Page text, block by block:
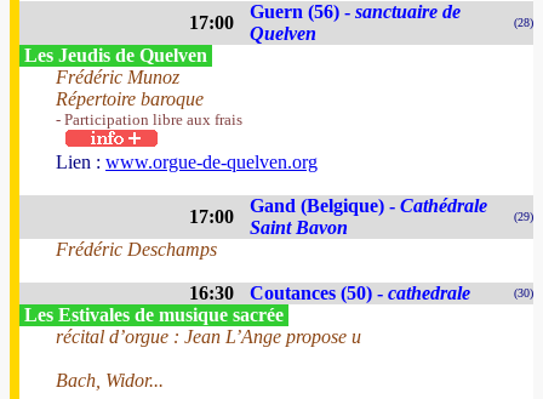
17:00
Guern (56) - sanctuaire de
Quelven
(28)
Les Jeudis de Quelven
Frédéric Munoz
Répertoire baroque
- Participation libre aux frais
Lien : www.orgue-de-quelven.org
17:00
Gand (Belgique) - Cathédrale
Saint Bavon
(29)
Frédéric Deschamps
16:30 Coutances (50) - cathedrale (30)
Les Estivales de musique sacrée
récital d’orgue : Jean L’Ange propose u
Bach, Widor...